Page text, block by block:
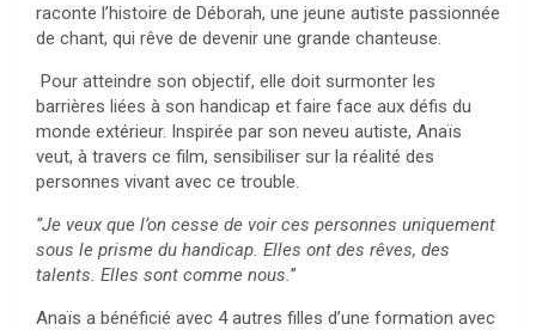
raconte l’histoire de Déborah, une jeune autiste passionnée
de chant, qui rêve de devenir une grande chanteuse.
Pour atteindre son objectif, elle doit surmonter les
barrières liées à son handicap et faire face aux défis du
monde extérieur. Inspirée par son neveu autiste, Anaïs
veut, à travers ce film, sensibiliser sur la réalité des
personnes vivant avec ce trouble.
‘’Je veux que l’on cesse de voir ces personnes uniquement
sous le prisme du handicap. Elles ont des rêves, des
talents. Elles sont comme nous.’’
Anaïs a bénéficié avec 4 autres filles d’une formation avec